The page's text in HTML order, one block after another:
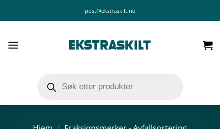
post@ekstraskilt.no
search